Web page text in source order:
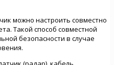
можно настроить совместно
Такой способ совместной
безопасности в случае